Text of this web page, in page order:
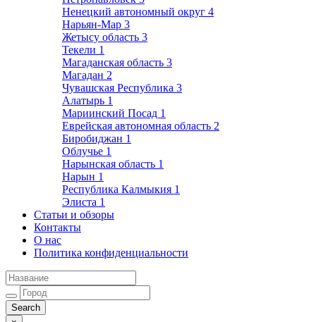
Ненецкий автономный округ 4
Нарьян-Мар 3
Жетысу область 3
Текели 1
Магаданская область 3
Магадан 2
Чувашская Республика 3
Алатырь 1
Мариинский Посад 1
Еврейская автономная область 2
Биробиджан 1
Облучье 1
Нарынская область 1
Нарын 1
Республика Калмыкия 1
Элиста 1
Статьи и обзоры
Контакты
О нас
Политика конфиденциальности